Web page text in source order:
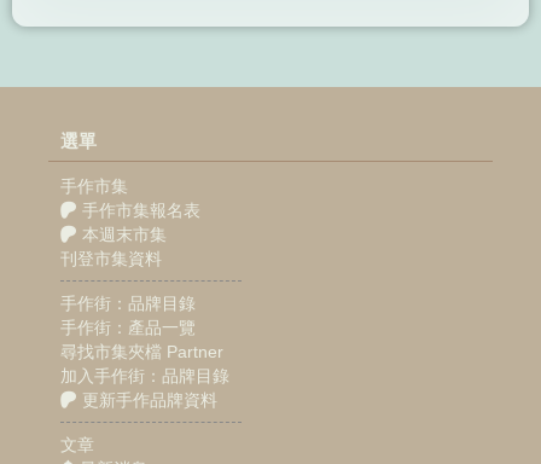
選單
手作市集
手作市集報名表
本週末市集
刊登市集資料
手作街：品牌目錄
手作街：產品一覽
尋找市集夾檔 Partner
加入手作街：品牌目錄
更新手作品牌資料
文章